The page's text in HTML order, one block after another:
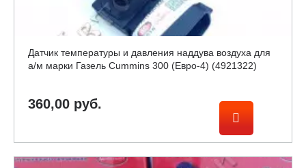
Датчик температуры и давления наддува воздуха для
а/м марки Газель Cummins 300 (Евро-4) (4921322)
360,00 руб.